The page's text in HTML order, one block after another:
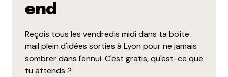
end
Reçois tous les vendredis midi dans ta boîte
mail plein d'idées sorties à Lyon pour ne jamais
sombrer dans l'ennui. C'est gratis, qu'est-ce que
tu attends ?